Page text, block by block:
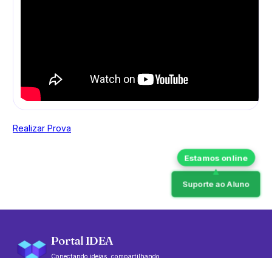
Realizar Prova
Suporte ao Aluno
Portal IDEA